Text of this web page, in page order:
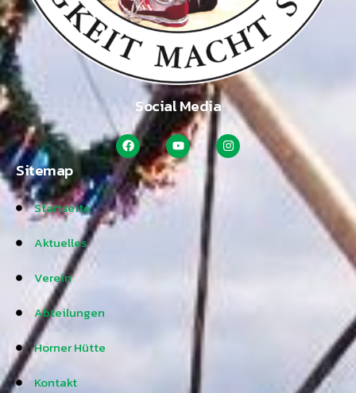
Social Media
Sitemap
Startseite
Aktuelles
Verein
Abteilungen
Horner Hütte
Kontakt